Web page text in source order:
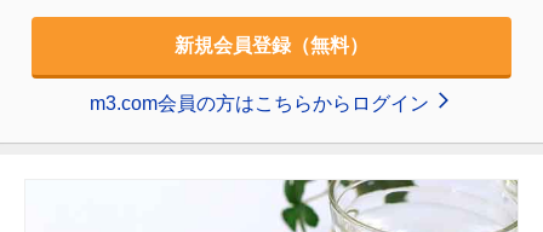
新規会員登録（無料）
m3.com会員の方はこちらからログイン